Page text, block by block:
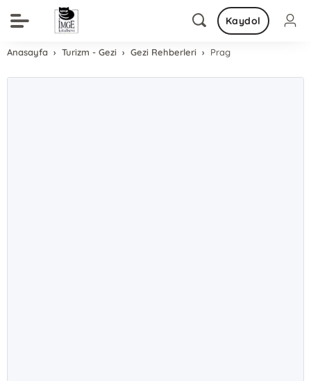
Kaydol
Anasayfa Turizm - Gezi Gezi Rehberleri Prag